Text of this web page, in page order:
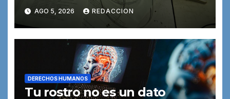
formas de trata de personas
AGO 5, 2026 REDACCION
DERECHOS HUMANOS
Tu rostro no es un dato